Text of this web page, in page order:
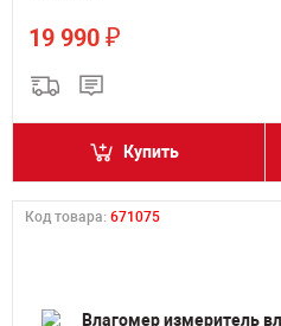
19 990 ₽
Купить
Код товара: 671075